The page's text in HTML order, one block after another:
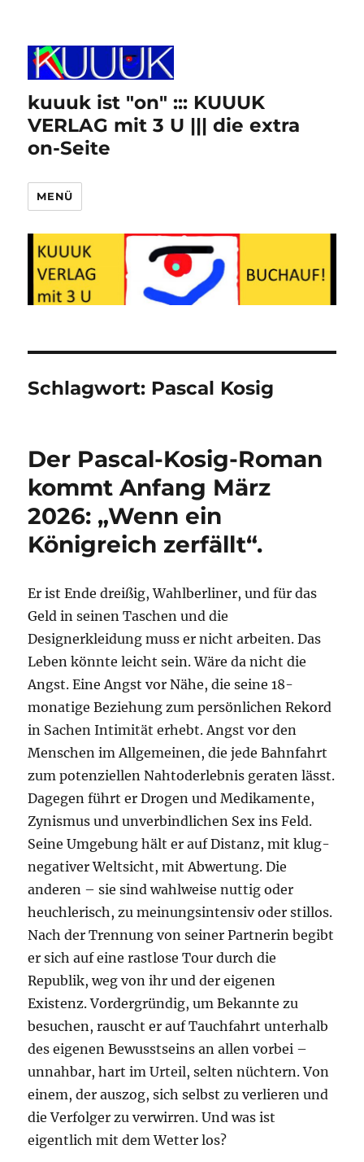
kuuuk ist "on" ::: KUUUK
VERLAG mit 3 U ||| die extra
on-Seite
MENÜ
Schlagwort: Pascal Kosig
Der Pascal-Kosig-Roman
kommt Anfang März
2026: „Wenn ein
Königreich zerfällt“.
Er ist Ende dreißig, Wahlberliner, und für das
Geld in seinen Taschen und die
Designerkleidung muss er nicht arbeiten. Das
Leben könnte leicht sein. Wäre da nicht die
Angst. Eine Angst vor Nähe, die seine 18-
monatige Beziehung zum persönlichen Rekord
in Sachen Intimität erhebt. Angst vor den
Menschen im Allgemeinen, die jede Bahnfahrt
zum potenziellen Nahtod­erlebnis geraten lässt.
Dagegen führt er Drogen und Medikamente,
Zynismus und unverbindlichen Sex ins Feld.
Seine Umgebung hält er auf Distanz, mit klug-
negativer Weltsicht, mit Abwertung. Die
anderen – sie sind wahlweise nuttig oder
heuchlerisch, zu meinungsintensiv oder stillos.
Nach der Trennung von seiner Partnerin begibt
er sich auf eine rastlose Tour durch die
Republik, weg von ihr und der eigenen
Existenz. Vordergründig, um Bekannte zu
besuchen, rauscht er auf Tauchfahrt unterhalb
des eigenen Bewusstseins an allen vorbei –
unnahbar, hart im Urteil, selten nüchtern. Von
einem, der auszog, sich selbst zu verlieren und
die Verfolger zu verwirren. Und was ist
eigentlich mit dem Wetter los?